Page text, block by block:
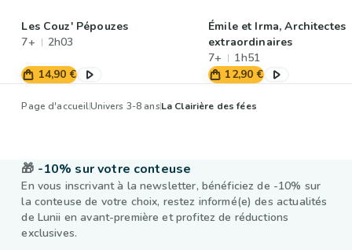
Les Couz' Pépouzes
7+
2h03
14,90 €
Émile et Irma, Architectes
extraordinaires
7+
1h51
12,90 €
Page d'accueilUnivers 3-8 ansLa Clairière des fées
🎁 -10% sur votre conteuse
En vous inscrivant à la newsletter, bénéficiez de -10% sur
la conteuse de votre choix, restez informé(e) des actualités
de Lunii en avant-première et profitez de réductions
exclusives.